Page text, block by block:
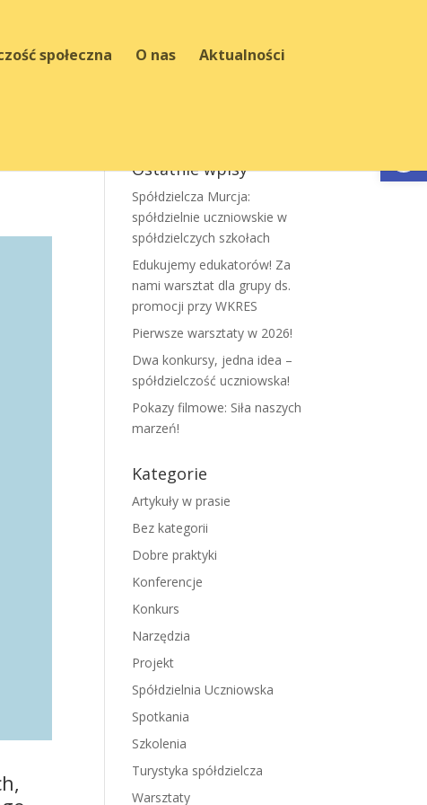
społeczna O nas Aktualności
Ostatnie wpisy
Spółdzielcza Murcja:
spółdzielnie uczniowskie w
spółdzielczych szkołach
Edukujemy edukatorów! Za
nami warsztat dla grupy ds.
promocji przy WKRES
Pierwsze warsztaty w 2026!
Dwa konkursy, jedna idea –
spółdzielczość uczniowska!
Pokazy filmowe: Siła naszych
marzeń!
Kategorie
Artykuły w prasie
Bez kategorii
Dobre praktyki
Konferencje
Konkurs
Narzędzia
Projekt
Spółdzielnia Uczniowska
Spotkania
Szkolenia
Turystyka spółdzielcza
Warsztaty